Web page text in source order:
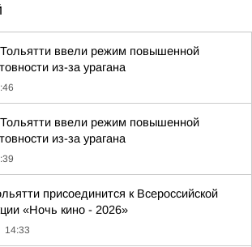
ввели режим повышенной
из-за урагана
ввели режим повышенной
из-за урагана
присоединится к Всероссийской
«Ночь кино - 2026»
14:33